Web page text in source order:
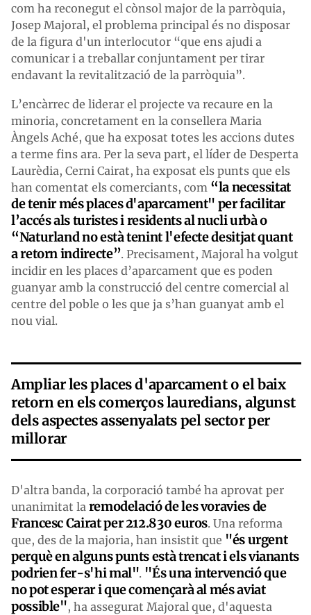
com ha reconegut el cònsol major de la parròquia,
Josep Majoral, el problema principal és no disposar
de la figura d'un interlocutor “que ens ajudi a
comunicar i a treballar conjuntament per tirar
endavant la revitalització de la parròquia”.
L’encàrrec de liderar el projecte va recaure en la
minoria, concretament en la consellera Maria
Àngels Aché, que ha exposat totes les accions dutes
a terme fins ara. Per la seva part, el líder de Desperta
Laurèdia, Cerni Cairat, ha exposat els punts que els
han comentat els comerciants, com “la necessitat
de tenir més places d'aparcament" per facilitar
l’accés als turistes i residents al nucli urbà o
“Naturland no està tenint l'efecte desitjat quant
a retorn indirecte”. Precisament, Majoral ha volgut
incidir en les places d’aparcament que es poden
guanyar amb la construcció del centre comercial al
centre del poble o les que ja s’han guanyat amb el
nou vial.
Ampliar les places d'aparcament o el baix
retorn en els comerços lauredians, algunst
dels aspectes assenyalats pel sector per
millorar
D'altra banda, la corporació també ha aprovat per
unanimitat la remodelació de les voravies de
Francesc Cairat per 212.830 euros. Una reforma
que, des de la majoria, han insistit que "és urgent
perquè en alguns punts està trencat i els vianants
podrien fer-s'hi mal". "És una intervenció que
no pot esperar i que començarà al més aviat
possible", ha assegurat Majoral que, d'aquesta